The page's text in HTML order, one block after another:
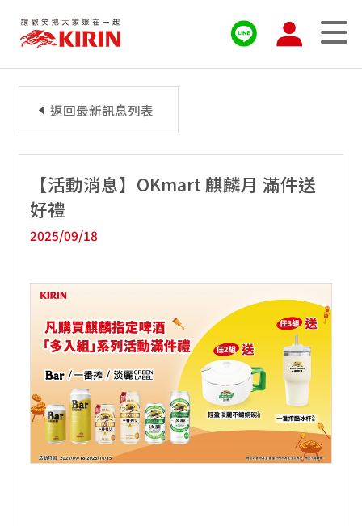
【活動消息】OKmart 麒麟月 滿件送
好禮
2025/09/18
返回最新訊息列表